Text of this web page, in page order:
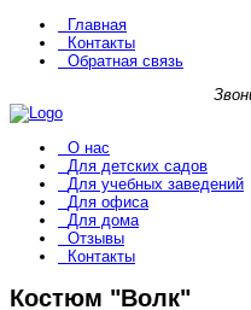
Главная
Контакты
Обратная связь
О нас
Для детских садов
Для учебных заведений
Для офиса
Для дома
Отзывы
Контакты
Костюм "Волк"